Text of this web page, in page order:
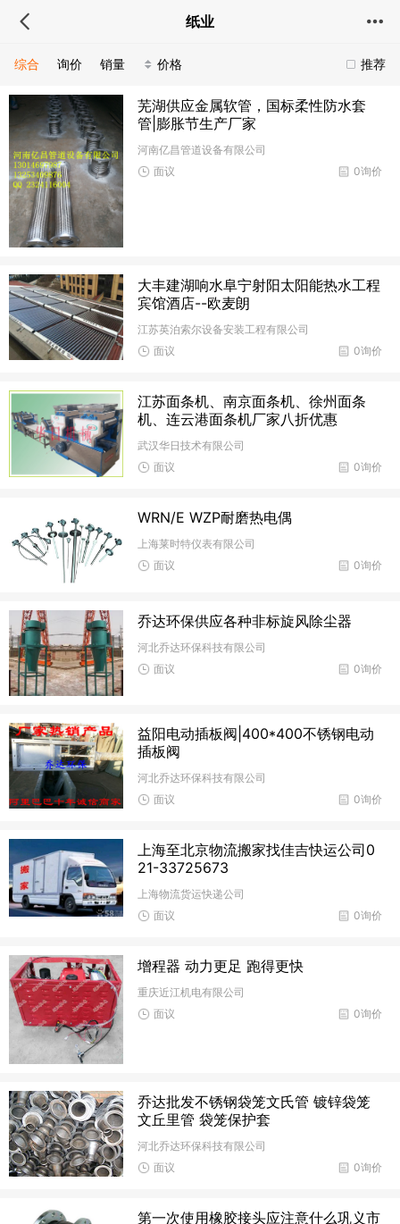
纸业
推荐
综合 询价 销量 价格
芜湖供应金属软管，国标柔性防水套
管|膨胀节生产厂家
河南亿昌管道设备有限公司
0询价
面议
大丰建湖响水阜宁射阳太阳能热水工程
宾馆酒店--欧麦朗
江苏英泊索尔设备安装工程有限公司
0询价
面议
江苏面条机、南京面条机、徐州面条
机、连云港面条机厂家八折优惠
武汉华日技术有限公司
0询价
面议
WRN/E WZP耐磨热电偶
上海莱时特仪表有限公司
0询价
面议
乔达环保供应各种非标旋风除尘器
河北乔达环保科技有限公司
0询价
面议
益阳电动插板阀|400*400不锈钢电动
插板阀
河北乔达环保科技有限公司
0询价
面议
上海至北京物流搬家找佳吉快运公司0
21-33725673
上海物流货运快递公司
0询价
面议
增程器 动力更足 跑得更快
重庆近江机电有限公司
0询价
面议
乔达批发不锈钢袋笼文氏管 镀锌袋笼
文丘里管 袋笼保护套
河北乔达环保科技有限公司
0询价
面议
第一次使用橡胶接头应注意什么巩义市